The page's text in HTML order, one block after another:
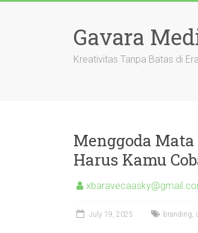
Gavara
Kreativitas Tanpa Batas di
Menggoda
Harus Kamu
July 19, 2025 branding,